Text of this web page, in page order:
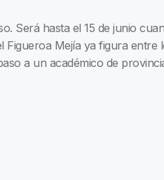
Será hasta el 15 de junio
Mejía ya figura
a un académico de